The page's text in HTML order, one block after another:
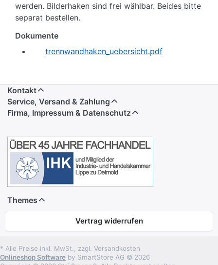
werden. Bilderhaken sind frei wählbar. Beides bitte
separat bestellen.
Dokumente
trennwandhaken_uebersicht.pdf
Kontakt
Service, Versand & Zahlung
Firma, Impressum & Datenschutz
Themes
Vertrag widerrufen
* Alle Preise inkl. MwSt., zzgl. Versandkosten
Onlineshop Software by SmartStore AG © 2026